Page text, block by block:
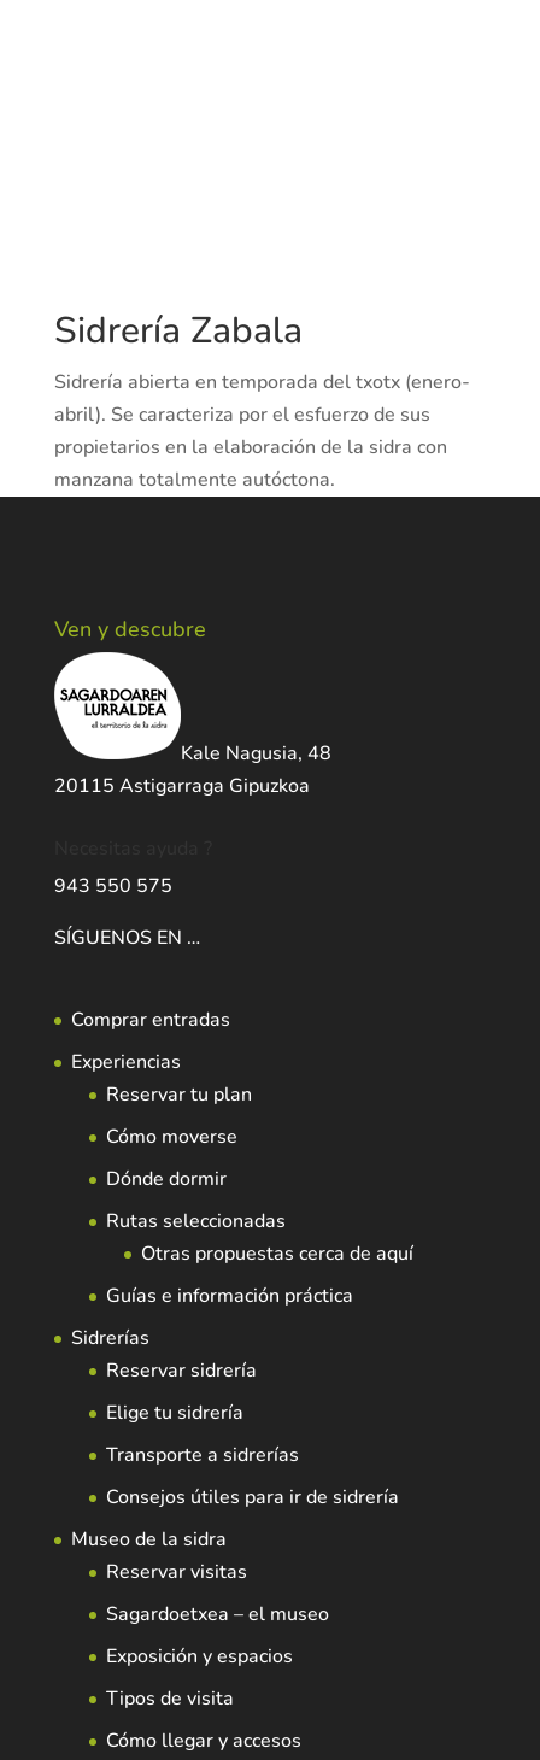
Sidrería Zabala
Sidrería abierta en temporada del txotx (enero-
abril). Se caracteriza por el esfuerzo de sus
propietarios en la elaboración de la sidra con
manzana totalmente autóctona.
Ven y descubre
Kale Nagusia, 48
20115 Astigarraga Gipuzkoa
943 550 575
SÍGUENOS EN …
Comprar entradas
Experiencias
Reservar tu plan
Cómo moverse
Dónde dormir
Rutas seleccionadas
Otras propuestas cerca de aquí
Guías e información práctica
Sidrerías
Reservar sidrería
Elige tu sidrería
Transporte a sidrerías
Consejos útiles para ir de sidrería
Museo de la sidra
Reservar visitas
Sagardoetxea – el museo
Exposición y espacios
Tipos de visita
Cómo llegar y accesos